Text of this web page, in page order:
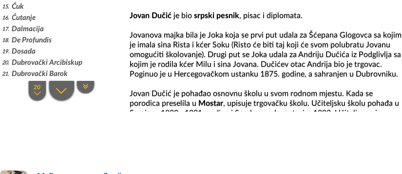
Jovan Dučić je bio srpski pesnik, pisac i diplomata.
Jovanova majka bila je Joka koja se prvi put udala za Šćepana Glogovca sa kojim
je imala sina Rista i kćer Soku (Risto će biti taj koji će svom polubratu Jovanu
omogućiti školovanje). Drugi put se Joka udala za Andriju Dučića iz Podglivlja sa
kojim je rodila kćer Milu i sina Jovana. Dučićev otac Andrija bio je trgovac.
Poginuo je u Hercegovačkom ustanku 1875. godine, a sahranjen u Dubrovniku.
Jovan Dučić je pohađao osnovnu školu u svom rodnom mjestu. Kada se
porodica preselila u Mostar, upisuje trgovačku školu. Učiteljsku školu pohađa u
Sarajevu 1890—1891. godine i Somboru gde maturira 1893. Učiteljevao je
15 Ćuk
16 Ćutanje
17 Dalmacija
18 De Profundis
19 Dosada
20 Dubrovački Arcibiskup
21 Dubrovački Barok
Dubrovački Epitaf
Dubrovački Karneval